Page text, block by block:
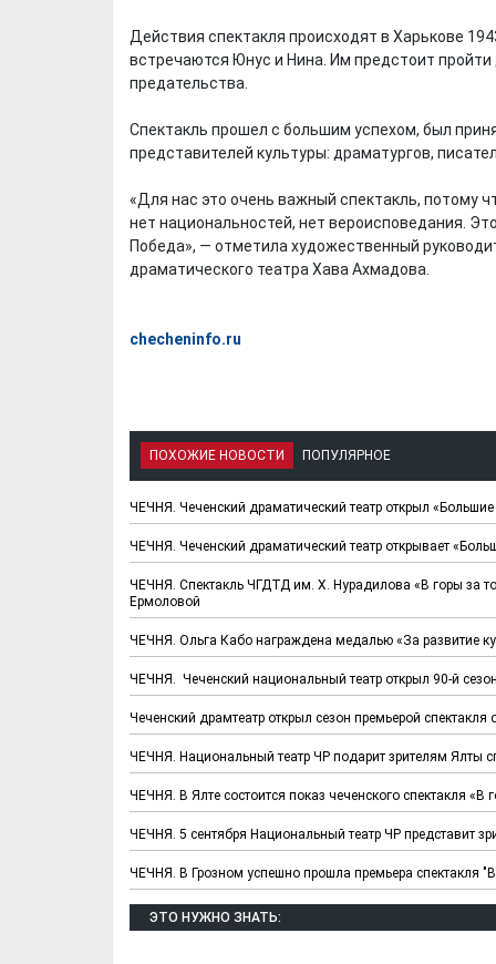
Действия спектакля происходят в Харькове
встречаются Юнус и Нина. Им предстоит пройти
предательства.
Спектакль прошел с большим успехом, был
представителей культуры: драматургов,
«Для нас это очень важный спектакль, потому
нет национальностей, нет вероисповедания.
Победа», — отметила художественный
драматического театра Хава Ахмадова.
checheninfo.ru
ПОХОЖИЕ НОВОСТИ ПОПУЛЯРНОЕ
ЧЕЧНЯ. Чеченский драматический театр открыл
ЧЕЧНЯ. Чеченский драматический театр открывает
ЧЕЧНЯ. Спектакль ЧГДТД им. Х. Нурадилова «В горы за
Ермоловой
ЧЕЧНЯ. Ольга Кабо награждена медалью «За развитие
ЧЕЧНЯ. Чеченский национальный театр открыл 90-й сезон
Чеченский драмтеатр открыл сезон премьерой
ЧЕЧНЯ. Национальный театр ЧР подарит зрителям Ялты
ЧЕЧНЯ. В Ялте состоится показ чеченского спектакля «В
ЧЕЧНЯ. 5 сентября Национальный театр ЧР представит
ЧЕЧНЯ. В Грозном успешно прошла премьера спектакля
ЭТО НУЖНО ЗНАТЬ: